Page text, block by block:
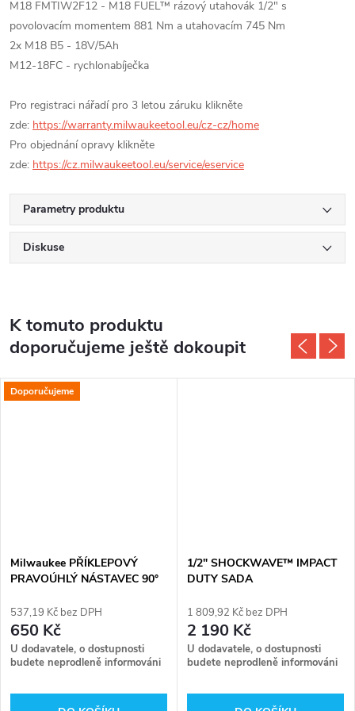
M18 FMTIW2F12 - M18 FUEL™ rázový utahovák 1/2" s
povolovacím momentem 881 Nm a utahovacím 745 Nm
2x M18 B5 - 18V/5Ah
M12-18FC - rychlonabíječka
Pro registraci nářadí pro 3 letou záruku klikněte
zde: https://warranty.milwaukeetool.eu/cz-cz/home
Pro objednání opravy klikněte
zde: https://cz.milwaukeetool.eu/service/eservice
Parametry produktu
Diskuse
K tomuto produktu
doporučujeme ještě dokoupit
Doporučujeme
Milwaukee PŘÍKLEPOVÝ
PRAVOÚHLÝ NÁSTAVEC 90°
537,19 Kč bez DPH
650 Kč
U dodavatele, o dostupnosti
budete neprodleně informováni
1/2" SHOCKWAVE™ IMPACT
DUTY SADA
KS Milwaukee 4932480457
1 809,92 Kč bez DPH
2 190 Kč
U dodavatele, o dostupnosti
budete neprodleně informováni